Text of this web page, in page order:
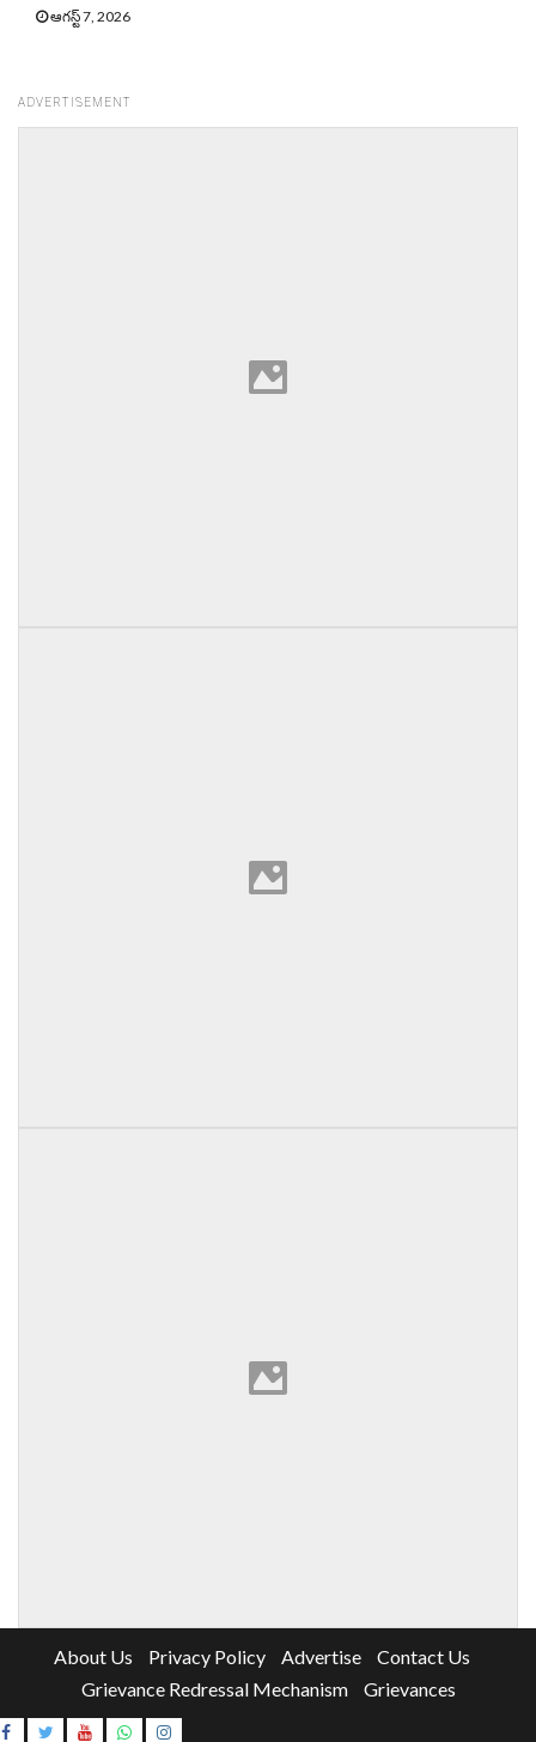
ఆగస్ట్ 7, 2026
ADVERTISEMENT
About Us Privacy Policy Advertise
Contact Us
Grievance Redressal Mechanism
Grievances
Instagram